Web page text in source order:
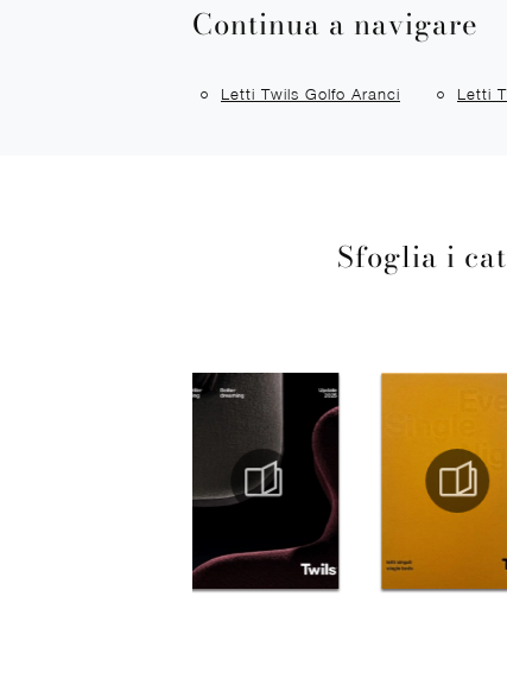
Continua a navigare
Letti Twils Golfo Aranci Letti
Sfoglia i